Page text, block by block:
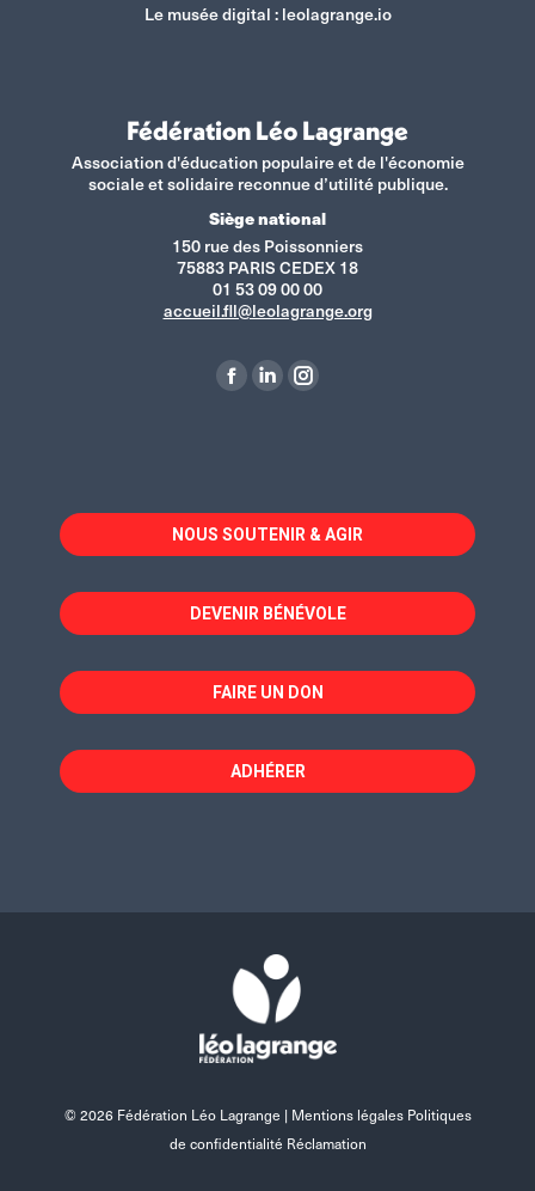
Le musée digital : leolagrange.io
Fédération Léo Lagrange
Association d'éducation populaire et de l'économie
sociale et solidaire reconnue d’utilité publique.
Siège national
150 rue des Poissonniers
75883 PARIS CEDEX 18
01 53 09 00 00
accueil.fll@leolagrange.org
La
dans
une
fenêtre
La
dans
une
fenêtre
La
dans
une
fenêtre
NOUS SOUTENIR & AGIR
DEVENIR BÉNÉVOLE
FAIRE UN DON
ADHÉRER
© 2026 Fédération Léo Lagrange | Mentions légales Politiques
de confidentialité Réclamation